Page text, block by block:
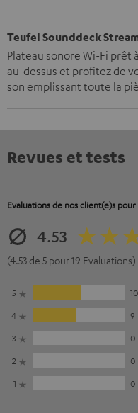
Teufel Sounddeck
Plateau sonore Wi-Fi prêt
au-dessus et profitez de
son emplissant toute la
Revues et tests
Evaluations de nos client(e)s
4.53
(4.53 de 5 pour 19 Evaluations)
5
10
4
9
3
0
2
0
1
0